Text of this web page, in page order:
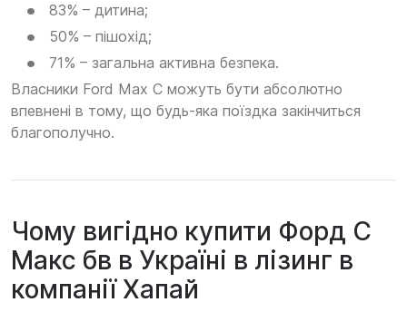
83% – дитина;
50% – пішохід;
71% – загальна активна безпека.
Власники Ford Max C можуть бути абсолютно
впевнені в тому, що будь-яка поїздка закінчиться
благополучно.
Чому вигідно купити Форд С
Макс бв в Україні в лізинг в
компанії Хапай